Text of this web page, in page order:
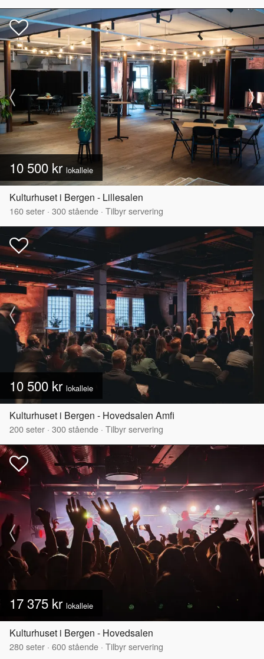
10 500 kr lokalleie
Kulturhuset i Bergen - Lillesalen
160seter · 300stående · Tilbyr servering
10 500 kr lokalleie
Kulturhuset i Bergen - Hovedsalen Amfi
200seter · 300stående · Tilbyr servering
17 375 kr lokalleie
Kulturhuset i Bergen - Hovedsalen
280seter · 600stående · Tilbyr servering